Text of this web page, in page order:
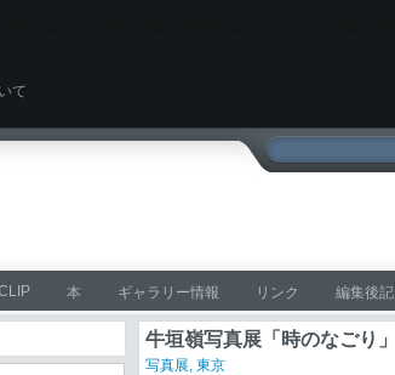
て
本 ギャラリー情報 リンク 編集後記
牛垣嶺写真展「時のなごり」
写真展, 東京